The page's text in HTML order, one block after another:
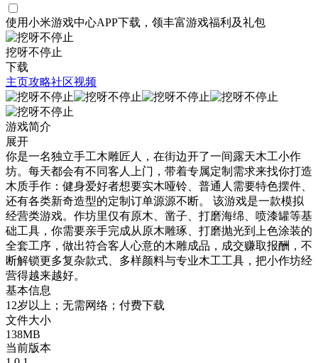
使用小米游戏中心APP下载 ，领丰富游戏福利 及礼包
挖呀不停止
下载
主页攻略社区视频
游戏简介
展开
你是一名独立手工木雕匠人，在街边开了一间露天木工小作
坊。每天都会有不同客人上门，带着专属定制需求来找你打造
木质手作：健身爱好者想要实木哑铃、普通人需要特色摆件、
还有各类新奇造型的定制订单源源不断。 该游戏是一款模拟
经营类游戏。作坊里仅有原木、凿子、打磨海绵、喷漆罐等基
础工具，你需要亲手完成从原木雕琢、打磨抛光到上色涂装的
全套工序，做出符合客人心意的木雕成品，成交赚取报酬，不
断解锁更多复杂款式、多样颜料与专业木工工具，把小作坊经
营得越来越好。
基本信息
12岁以上；无需网络；付费下载
文件大小
138MB
当前版本